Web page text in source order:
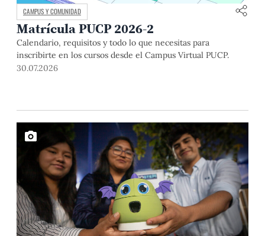
CAMPUS Y COMUNIDAD
Matrícula PUCP 2026-2
Calendario, requisitos y todo lo que necesitas para
inscribirte en los cursos desde el Campus Virtual PUCP.
30.07.2026